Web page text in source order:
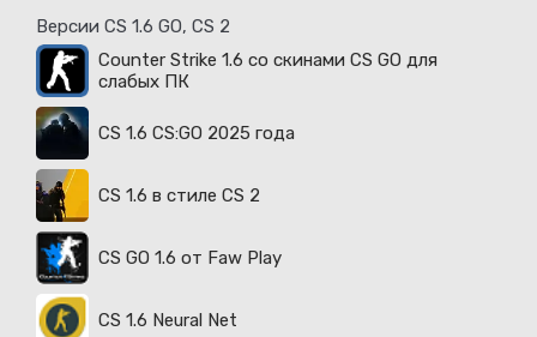
Версии CS 1.6 GO, CS 2
Counter Strike 1.6 со скинами CS GO для
слабых ПК
CS 1.6 CS:GO 2025 года
CS 1.6 в стиле CS 2
CS GO 1.6 от Faw Play
CS 1.6 Neural Net